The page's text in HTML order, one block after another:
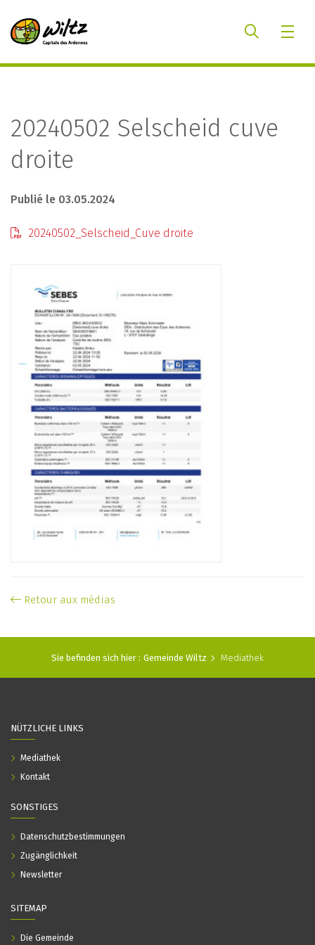
20240502 Selscheid cuve
droite
Publié le 03.05.2024
20240502_Selscheid_Cuve droite
Retour aux médias
Sie befinden sich hier : Gemeinde Wiltz Mediathek
SITEMAP
Die Gemeinde
NÜTZLICHE LINKS
Mediathek
Kontakt
SONSTIGES
Datenschutzbestimmungen
Zugänglichkeit
Newsletter